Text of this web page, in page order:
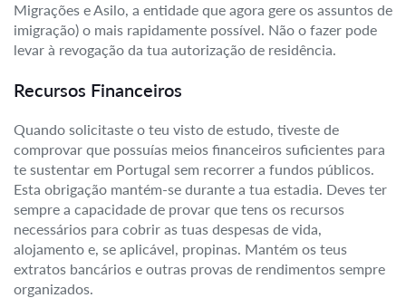
Migrações e Asilo, a entidade que agora gere os assuntos de
imigração) o mais rapidamente possível. Não o fazer pode
levar à revogação da tua autorização de residência.
Recursos Financeiros
Quando solicitaste o teu visto de estudo, tiveste de
comprovar que possuías meios financeiros suficientes para
te sustentar em Portugal sem recorrer a fundos públicos.
Esta obrigação mantém-se durante a tua estadia. Deves ter
sempre a capacidade de provar que tens os recursos
necessários para cobrir as tuas despesas de vida,
alojamento e, se aplicável, propinas. Mantém os teus
extratos bancários e outras provas de rendimentos sempre
organizados.